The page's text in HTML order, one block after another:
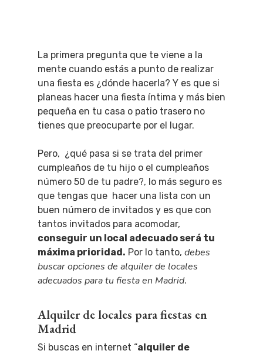
La primera pregunta que te viene a la
mente cuando estás a punto de realizar
una fiesta es ¿dónde hacerla? Y es que si
planeas hacer una fiesta íntima y más bien
pequeña en tu casa o patio trasero no
tienes que preocuparte por el lugar.
Pero, ¿qué pasa si se trata del primer
cumpleaños de tu hijo o el cumpleaños
número 50 de tu padre?, lo más seguro es
que tengas que hacer una lista con un
buen número de invitados y es que con
tantos invitados para acomodar,
conseguir un local adecuado será tu
máxima prioridad. Por lo tanto, debes
buscar opciones de alquiler de locales
adecuados para tu fiesta en Madrid.
Alquiler de locales para fiestas en
Madrid
Si buscas en internet “alquiler de